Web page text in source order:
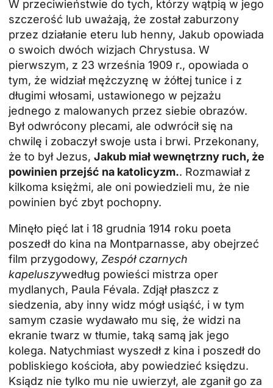
W przeciwieństwie do tych, którzy wątpią w jego
szczerość lub uważają, że został zaburzony
przez działanie eteru lub henny, Jakub opowiada
o swoich dwóch wizjach Chrystusa. W
pierwszym, z 23 września 1909 r., opowiada o
tym, że widział mężczyznę w żółtej tunice i z
długimi włosami, ustawionego w pejzażu
jednego z malowanych przez siebie obrazów.
Był odwrócony plecami, ale odwrócił się na
chwilę i zobaczył swoje usta i brwi. Przekonany,
że to był Jezus, Jakub miał wewnętrzny ruch, że
powinien przejść na katolicyzm.. Rozmawiał z
kilkoma księżmi, ale oni powiedzieli mu, że nie
powinien być zbyt pochopny.
Minęło pięć lat i 18 grudnia 1914 roku poeta
poszedł do kina na Montparnasse, aby obejrzeć
film przygodowy, Zespół czarnych
kapeluszywedług powieści mistrza oper
mydlanych, Paula Févala. Zdjął płaszcz z
siedzenia, aby inny widz mógł usiąść, i w tym
samym czasie wydawało mu się, że widzi na
ekranie twarz w tłumie, taką samą jak jego
kolega. Natychmiast wyszedł z kina i poszedł do
pobliskiego kościoła, aby powiedzieć księdzu.
Ksiądz nie tylko mu nie uwierzył, ale zganił go za